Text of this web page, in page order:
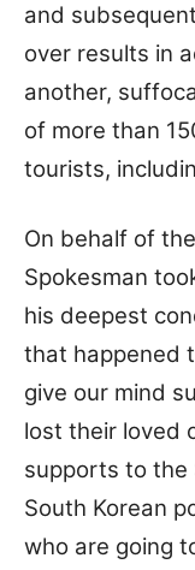
and
over results in
another,
of more than
tourists,
On behalf of
Spokesman
his deepest
that happened
give our mind
lost their loved
supports to the
South Korean
who are going